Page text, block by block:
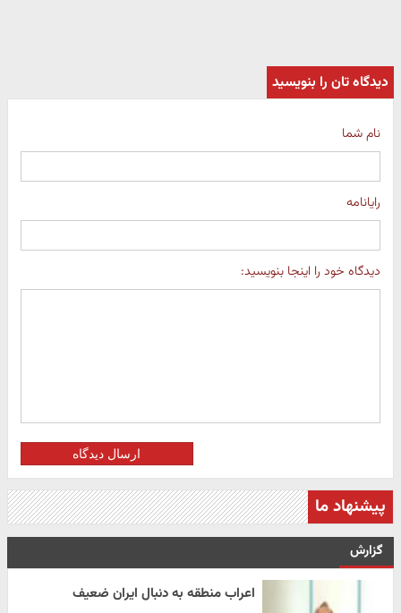
دیدگاه تان را بنویسید
نام شما
رایانامه
دیدگاه خود را اینجا بنویسید:
ارسال دیدگاه
پیشنهاد ما
گزارش
اعراب منطقه به دنبال ایران ضعیف